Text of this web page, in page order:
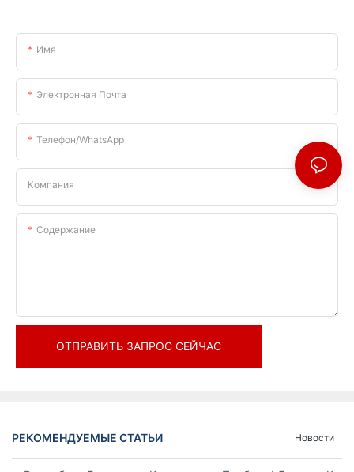
Имя
Электронная Почта
Телефон/WhatsApp
Компания
Содержание
ОТПРАВИТЬ ЗАПРОС СЕЙЧАС
РЕКОМЕНДУЕМЫЕ СТАТЬИ Новости